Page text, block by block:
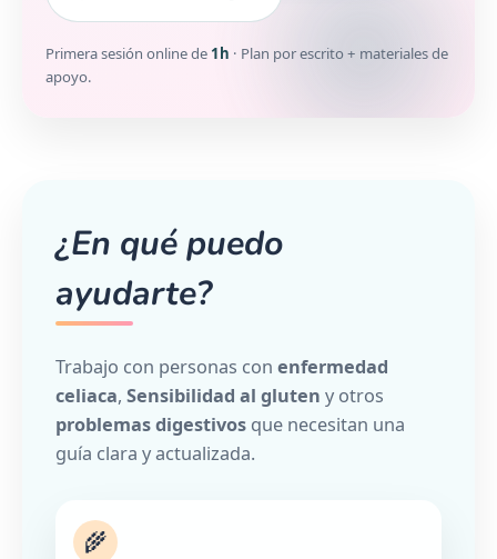
Primera sesión online de 1h · Plan por escrito + materiales de
apoyo.
¿En qué puedo
ayudarte?
Trabajo con personas conenfermedad
celiaca,Sensibilidad al gluten y otros
problemas digestivos que necesitan una
guía clara y actualizada.
🌾